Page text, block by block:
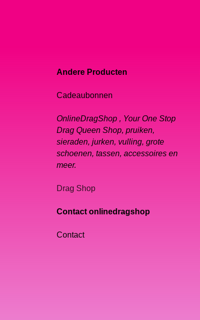
Andere Producten
Cadeaubonnen
OnlineDragShop , Your One Stop
Drag Queen Shop, pruiken,
sieraden, jurken, vulling, grote
schoenen, tassen, accessoires en
meer.
Drag Shop
Contact onlinedragshop
Contact